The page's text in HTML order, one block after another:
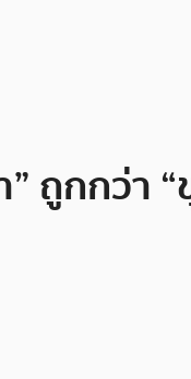
ถูกกว่า “